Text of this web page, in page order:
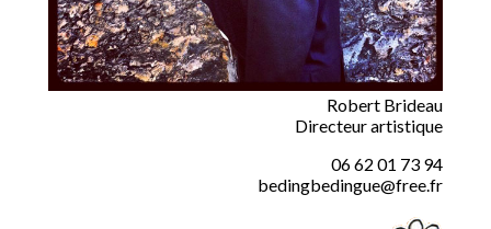
Robert Brideau
Directeur artistique
06 62 01 73 94
bedingbedingue@free.fr